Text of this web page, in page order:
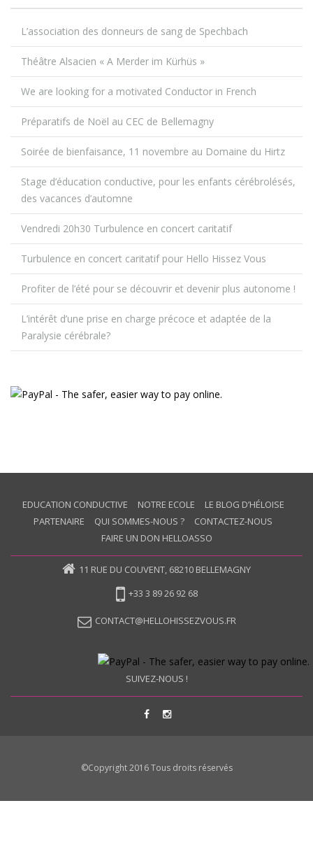
L’association des donneurs de sang de Spechbach
Théâtre Alsacien « A Merder im Kürhüs »
We are looking for a motivated Conductor in French
Préparatifs de Noël au CEC de Bellemagny
Soirée de bienfaisance, 11 novembre au Domaine du Hirtz
Stage d’éducation conductive, pour les enfants cérébrolésés,
des vacances d’automne
Vendredi 20h30 Turbulence en concert caritatif
Turbulence en concert caritatif pour Hello Hissez Vous
Profiter de l’été pour se découvrir et devenir plus autonome !
L’intérêt d’une prise en charge précoce et adaptée de la
Paralysie cérébrale?
EDUCATION CONDUCTIVE NOTRE ECOLE
LE BLOG D’HÉLOISE
PARTENAIRE
QUI SOMMES-NOUS ?
CONTACTEZ-NOUS
FAIRE UN DON HELLOASSO
11 RUE DU COUVENT, 68210 BELLEMAGNY
+33 3 89 26 92 68
CONTACT@HELLOHISSEZVOUS.FR
SUIVEZ-NOUS !
©Copyright 2016 Tous droits réservés